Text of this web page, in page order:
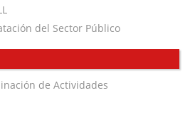
del Sector Público
de Actividades